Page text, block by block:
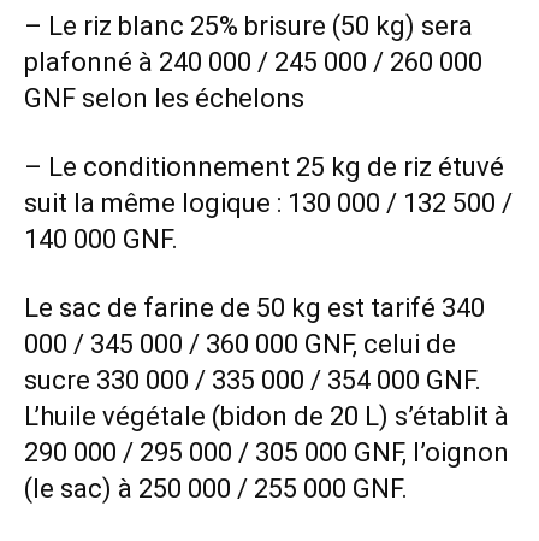
– Le riz blanc 25% brisure (50 kg) sera
plafonné à 240 000 / 245 000 / 260 000
GNF selon les échelons
– Le conditionnement 25 kg de riz étuvé
suit la même logique : 130 000 / 132 500 /
140 000 GNF.
Le sac de farine de 50 kg est tarifé 340
000 / 345 000 / 360 000 GNF, celui de
sucre 330 000 / 335 000 / 354 000 GNF.
L’huile végétale (bidon de 20 L) s’établit à
290 000 / 295 000 / 305 000 GNF, l’oignon
(le sac) à 250 000 / 255 000 GNF.